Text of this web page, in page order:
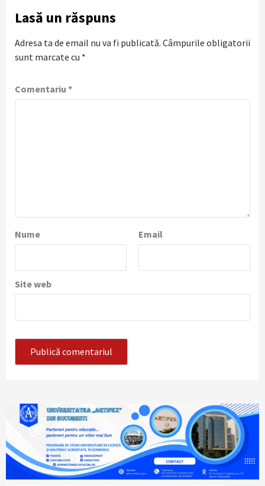
Lasă un răspuns
Adresa ta de email nu va fi publicată. Câmpurile obligatorii
sunt marcate cu *
Comentariu *
Nume Email
Site web